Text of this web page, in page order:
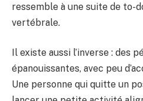
ressemble à une suite de to-
vertébrale.
Il existe aussi l’inverse : des
épanouissantes, avec peu
Une personne qui quitte un